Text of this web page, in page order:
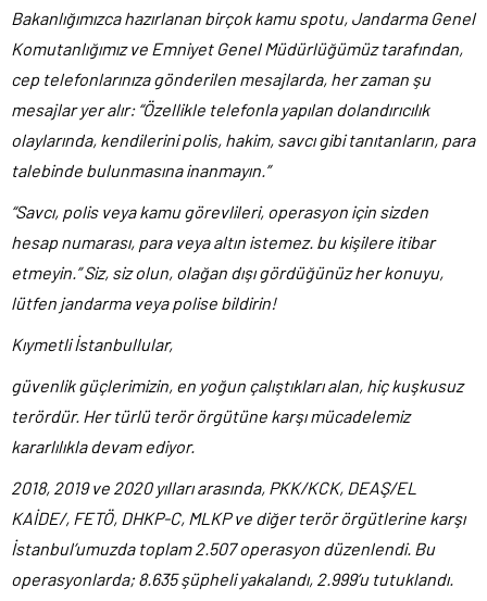
Bakanlığımızca hazırlanan birçok kamu spotu, Jandarma Genel
Komutanlığımız ve Emniyet Genel Müdürlüğümüz tarafından,
cep telefonlarınıza gönderilen mesajlarda, her zaman şu
mesajlar yer alır: “Özellikle telefonla yapılan dolandırıcılık
olaylarında, kendilerini polis, hakim, savcı gibi tanıtanların, para
talebinde bulunmasına inanmayın.”
“Savcı, polis veya kamu görevlileri, operasyon için sizden
hesap numarası, para veya altın istemez. bu kişilere itibar
etmeyin.” Siz, siz olun, olağan dışı gördüğünüz her konuyu,
lütfen jandarma veya polise bildirin!
Kıymetli İstanbullular,
güvenlik güçlerimizin, en yoğun çalıştıkları alan, hiç kuşkusuz
terördür. Her türlü terör örgütüne karşı mücadelemiz
kararlılıkla devam ediyor.
2018, 2019 ve 2020 yılları arasında, PKK/KCK, DEAŞ/EL
KAİDE/, FETÖ, DHKP-C, MLKP ve diğer terör örgütlerine karşı
İstanbul’umuzda toplam 2.507 operasyon düzenlendi. Bu
operasyonlarda; 8.635 şüpheli yakalandı, 2.999’u tutuklandı.